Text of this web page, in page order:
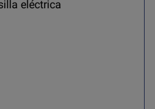
eléctrica